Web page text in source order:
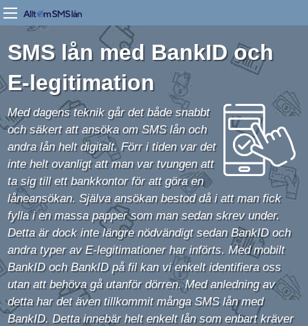
SMS lån med BankID och
E-legitimation
Med dagens teknik går det både snabbt
och säkert att ansöka om SMS lån och
andra lån helt digitalt. Förr i tiden var det
inte helt ovanligt att man var tvungen att
ta sig till ett bankkontor för att göra en
låneansökan. Själva ansökan bestod då i att man fick
fylla i en massa papper som man sedan skrev under.
Detta är dock inte längre nödvändigt sedan BankID och
andra typer av E-legitimationer har införts. Med mobilt
BankID och BankID på fil kan vi enkelt identifiera oss
utan att behöva gå utanför dörren. Med anledning av
detta har det även tillkommit många SMS lån med
BankID. Detta innebär helt enkelt lån som enbart kräver